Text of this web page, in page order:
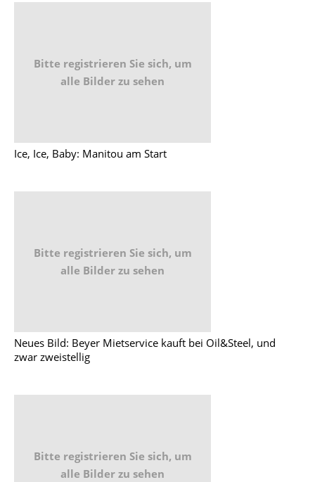
Bitte registrieren Sie sich, um
alle Bilder zu sehen
Ice, Ice, Baby: Manitou am Start
Bitte registrieren Sie sich, um
alle Bilder zu sehen
Neues Bild: Beyer Mietservice kauft bei Oil&Steel, und
zwar zweistellig
Bitte registrieren Sie sich, um
alle Bilder zu sehen